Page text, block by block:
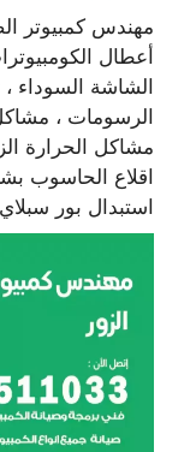
مهندس كمبيوتر
أعطال
الشاشة السوداء
الرسومات ،
مشاكل الحرارة
اقلاع الحاسوب
استبدال بور